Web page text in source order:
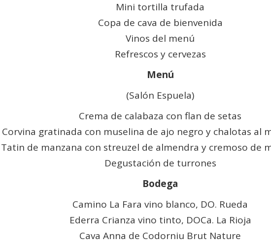
Mini tortilla trufada
Copa de cava de bienvenida
Vinos del menú
Refrescos y cervezas
Menú
(Salón Espuela)
Crema de calabaza con flan de setas
Corvina gratinada con muselina de ajo negro y chalotas al
Tatin de manzana con streuzel de almendra y cremoso de
Degustación de turrones
Bodega
Camino La Fara vino blanco, DO. Rueda
Ederra Crianza vino tinto, DOCa. La Rioja
Cava Anna de Codorniu Brut Nature